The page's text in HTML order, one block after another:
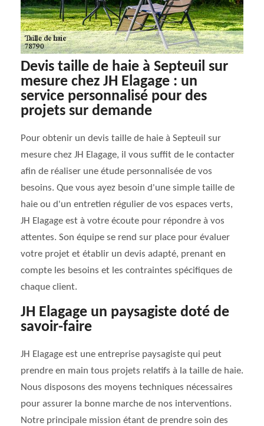
Devis taille de haie à Septeuil sur
mesure chez JH Elagage : un
service personnalisé pour des
projets sur demande
Pour obtenir un devis taille de haie à Septeuil sur
mesure chez JH Elagage, il vous suffit de le contacter
afin de réaliser une étude personnalisée de vos
besoins. Que vous ayez besoin d'une simple taille de
haie ou d'un entretien régulier de vos espaces verts,
JH Elagage est à votre écoute pour répondre à vos
attentes. Son équipe se rend sur place pour évaluer
votre projet et établir un devis adapté, prenant en
compte les besoins et les contraintes spécifiques de
chaque client.
JH Elagage un paysagiste doté de
savoir-faire
JH Elagage est une entreprise paysagiste qui peut
prendre en main tous projets relatifs à la taille de haie.
Nous disposons des moyens techniques nécessaires
pour assurer la bonne marche de nos interventions.
Notre principale mission étant de prendre soin des